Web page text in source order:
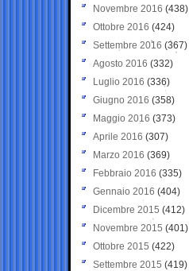
Novembre 2016 (438)
Ottobre 2016 (424)
Settembre 2016 (367)
Agosto 2016 (332)
Luglio 2016 (336)
Giugno 2016 (358)
Maggio 2016 (373)
Aprile 2016 (307)
Marzo 2016 (369)
Febbraio 2016 (335)
Gennaio 2016 (404)
Dicembre 2015 (412)
Novembre 2015 (401)
Ottobre 2015 (422)
Settembre 2015 (419)